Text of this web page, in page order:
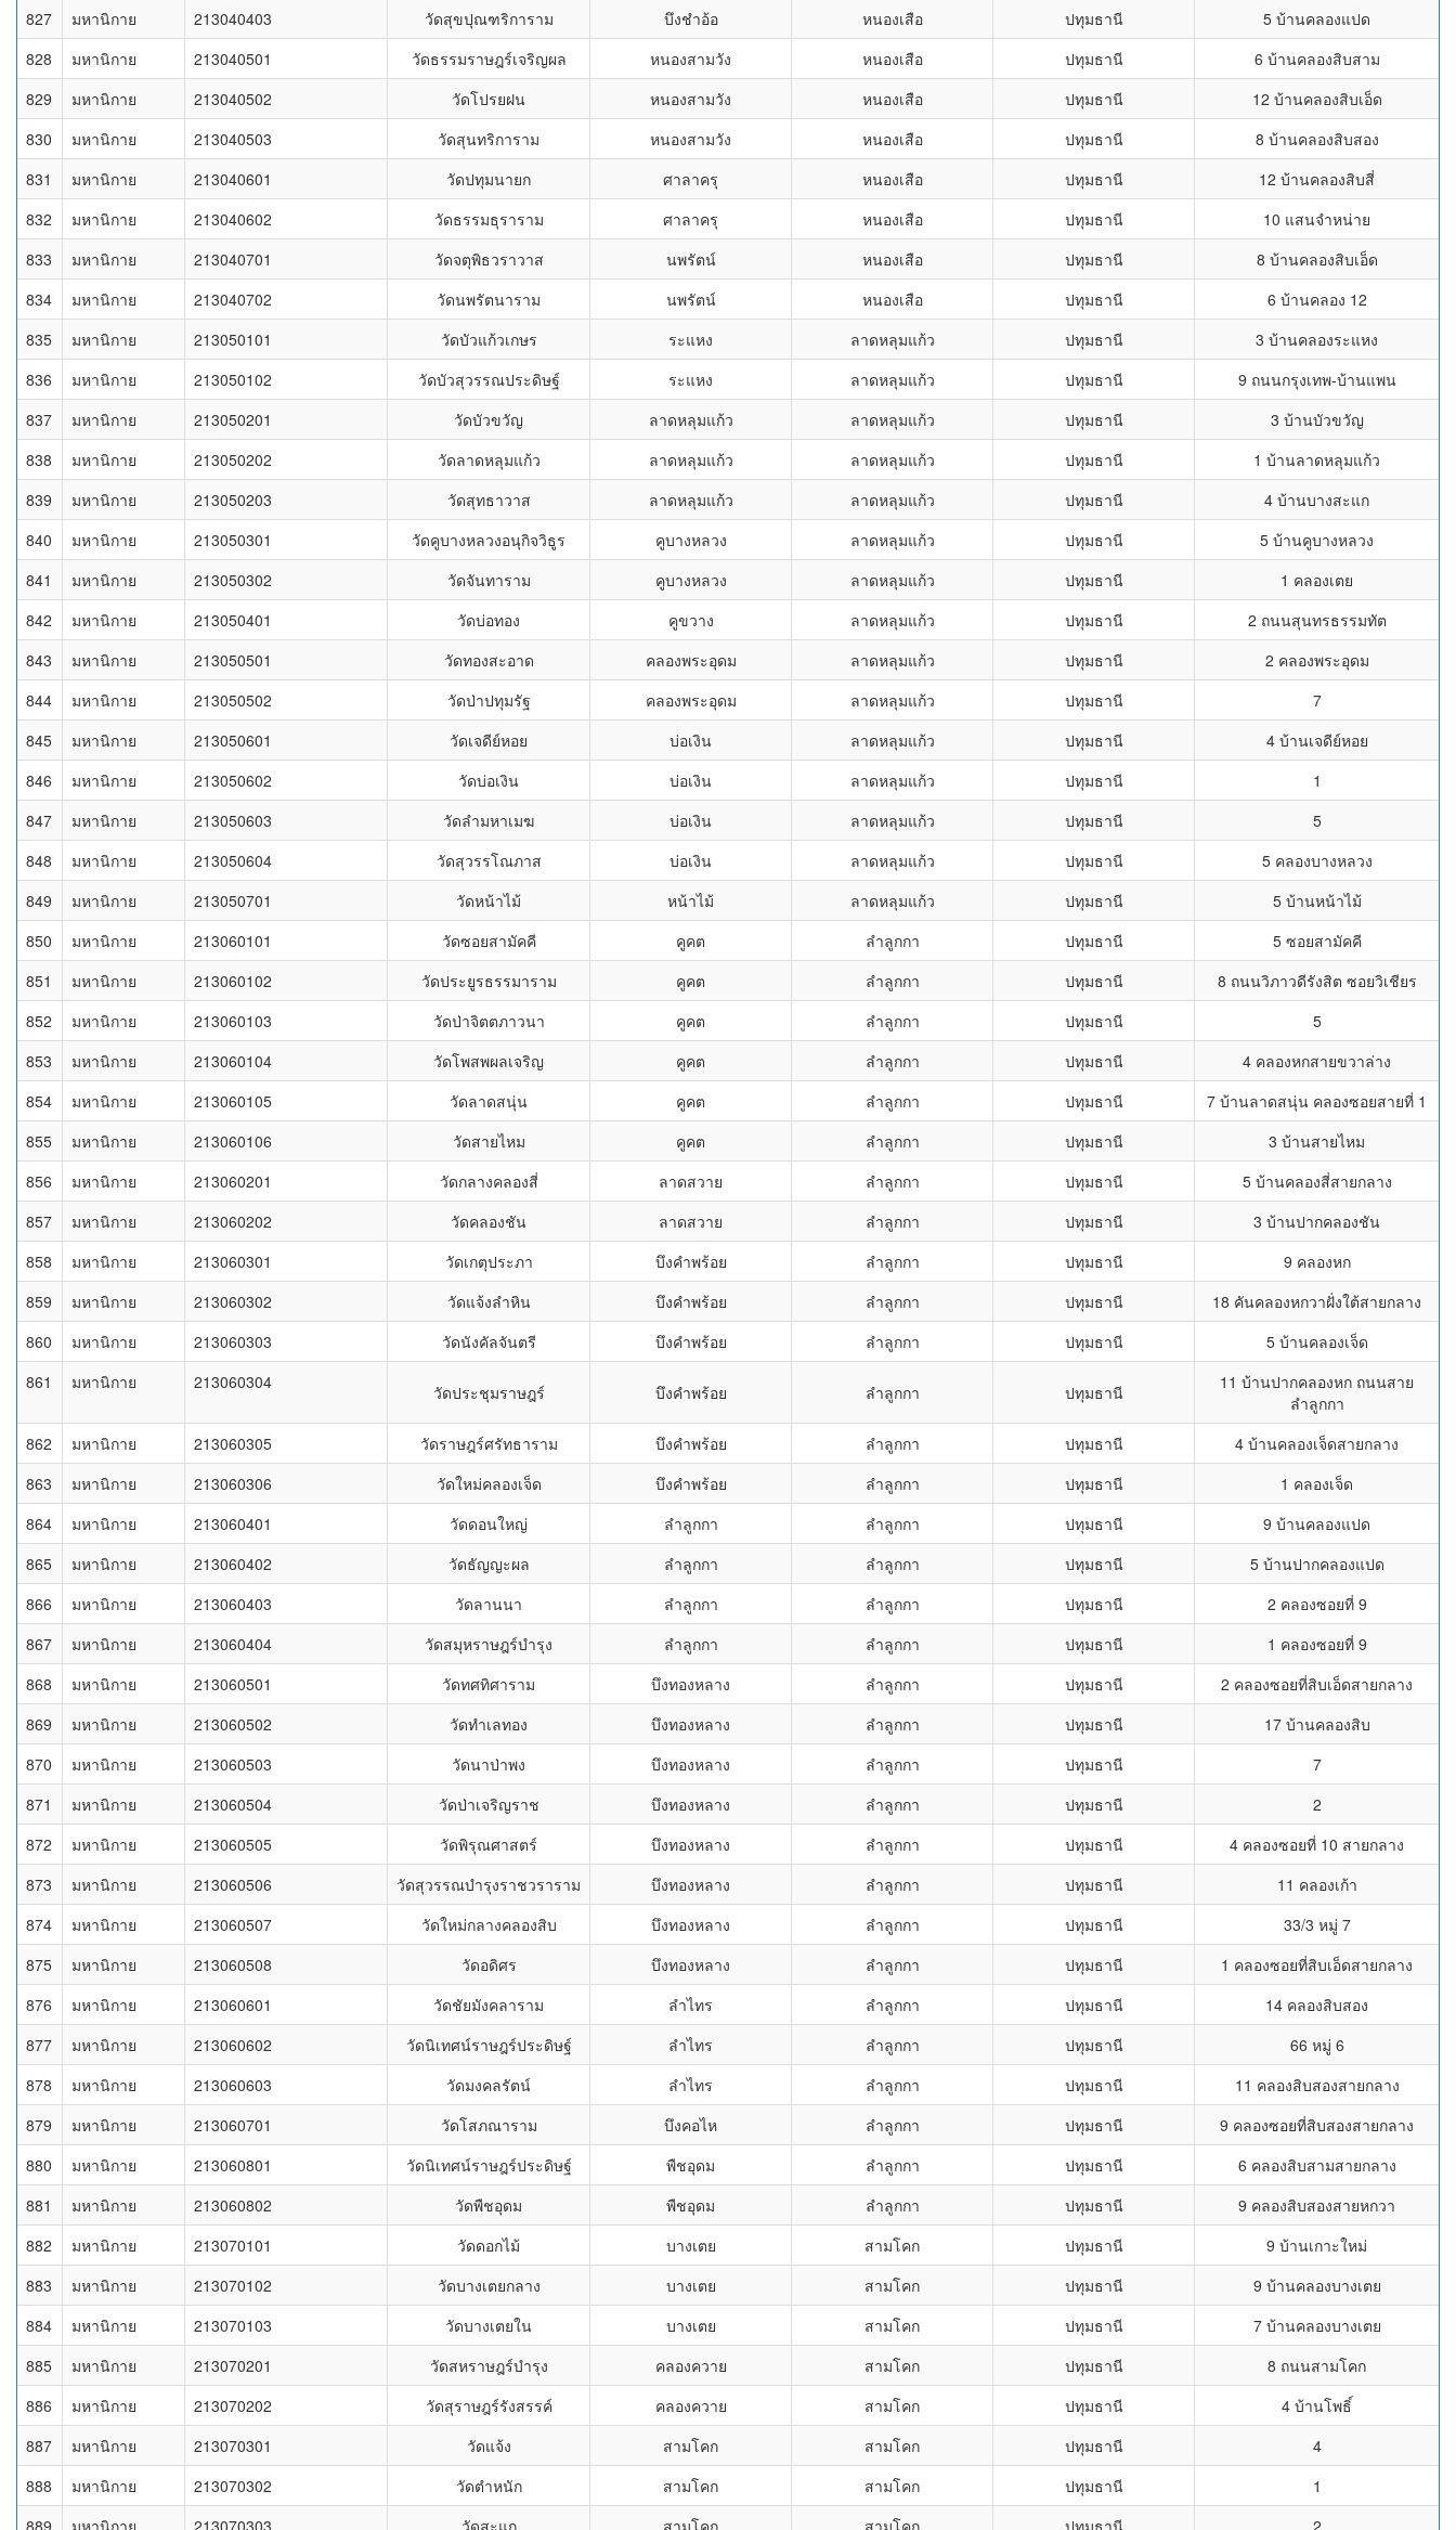
827
มหานิกาย 213040403 วัดสุขปุณฑริการาม บึงชำอ้อ หนองเสือ ปทุมธานี
5 บ้านคลองแปด
828
มหานิกาย 213040501 วัดธรรมราษฎร์เจริญผล หนองสามวัง หนองเสือ ปทุมธานี
6 บ้านคลองสิบสาม
829
มหานิกาย 213040502 วัดโปรยฝน หนองสามวัง หนองเสือ ปทุมธานี
12 บ้านคลองสิบเอ็ด
830
มหานิกาย 213040503 วัดสุนทริการาม หนองสามวัง หนองเสือ ปทุมธานี
8 บ้านคลองสิบสอง
831
มหานิกาย 213040601 วัดปทุมนายก ศาลาครุ หนองเสือ ปทุมธานี
12 บ้านคลองสิบสี่
832
มหานิกาย 213040602 วัดธรรมธุราราม ศาลาครุ หนองเสือ ปทุมธานี
10 แสนจำหน่าย
833
มหานิกาย 213040701 วัดจตุพิธวราวาส นพรัตน์ หนองเสือ ปทุมธานี
8 บ้านคลองสิบเอ็ด
834
มหานิกาย 213040702 วัดนพรัตนาราม นพรัตน์ หนองเสือ ปทุมธานี
6 บ้านคลอง 12
835
มหานิกาย 213050101 วัดบัวแก้วเกษร ระแหง ลาดหลุมแก้ว ปทุมธานี
3 บ้านคลองระแหง
836
มหานิกาย 213050102 วัดบัวสุวรรณประดิษฐ์ ระแหง ลาดหลุมแก้ว ปทุมธานี
9 ถนนกรุงเทพ-บ้านแพน
837
มหานิกาย 213050201 วัดบัวขวัญ ลาดหลุมแก้ว ลาดหลุมแก้ว ปทุมธานี
3 บ้านบัวขวัญ
838
มหานิกาย 213050202 วัดลาดหลุมแก้ว ลาดหลุมแก้ว ลาดหลุมแก้ว ปทุมธานี
1 บ้านลาดหลุมแก้ว
839
มหานิกาย 213050203 วัดสุทธาวาส ลาดหลุมแก้ว ลาดหลุมแก้ว ปทุมธานี
4 บ้านบางสะแก
840
มหานิกาย 213050301 วัดคูบางหลวงอนุกิจวิธูร คูบางหลวง ลาดหลุมแก้ว ปทุมธานี
5 บ้านคูบางหลวง
841
มหานิกาย 213050302 วัดจันทาราม คูบางหลวง ลาดหลุมแก้ว ปทุมธานี
1 คลองเตย
842
มหานิกาย 213050401 วัดบ่อทอง คูขวาง ลาดหลุมแก้ว ปทุมธานี
2 ถนนสุนทรธรรมทัต
843
มหานิกาย 213050501 วัดทองสะอาด คลองพระอุดม ลาดหลุมแก้ว ปทุมธานี
2 คลองพระอุดม
844
มหานิกาย 213050502 วัดป่าปทุมรัฐ คลองพระอุดม ลาดหลุมแก้ว ปทุมธานี
7
845
มหานิกาย 213050601 วัดเจดีย์หอย บ่อเงิน ลาดหลุมแก้ว ปทุมธานี
4 บ้านเจดีย์หอย
846
มหานิกาย 213050602 วัดบ่อเงิน บ่อเงิน ลาดหลุมแก้ว ปทุมธานี
1
847
มหานิกาย 213050603 วัดลำมหาเมฆ บ่อเงิน ลาดหลุมแก้ว ปทุมธานี
5
848
มหานิกาย 213050604 วัดสุวรรโณภาส บ่อเงิน ลาดหลุมแก้ว ปทุมธานี
5 คลองบางหลวง
849
มหานิกาย 213050701 วัดหน้าไม้ หน้าไม้ ลาดหลุมแก้ว ปทุมธานี
5 บ้านหน้าไม้
850
มหานิกาย 213060101 วัดซอยสามัคคี คูคต ลำลูกกา ปทุมธานี
5 ซอยสามัคคี
851
มหานิกาย 213060102 วัดประยูรธรรมาราม คูคต ลำลูกกา ปทุมธานี
8 ถนนวิภาวดีรังสิต ซอยวิเชียร
852
มหานิกาย 213060103 วัดป่าจิตตภาวนา คูคต ลำลูกกา ปทุมธานี
5
853
มหานิกาย 213060104 วัดโพสพผลเจริญ คูคต ลำลูกกา ปทุมธานี
4 คลองหกสายขวาล่าง
854
มหานิกาย 213060105 วัดลาดสนุ่น คูคต ลำลูกกา ปทุมธานี
7 บ้านลาดสนุ่น คลองซอยสายที่ 1
855
มหานิกาย 213060106 วัดสายไหม คูคต ลำลูกกา ปทุมธานี
3 บ้านสายไหม
856
มหานิกาย 213060201 วัดกลางคลองสี่ ลาดสวาย ลำลูกกา ปทุมธานี
5 บ้านคลองสี่สายกลาง
857
มหานิกาย 213060202 วัดคลองชัน ลาดสวาย ลำลูกกา ปทุมธานี
3 บ้านปากคลองชัน
858
มหานิกาย 213060301 วัดเกตุประภา บึงคำพร้อย ลำลูกกา ปทุมธานี
9 คลองหก
859
มหานิกาย 213060302 วัดแจ้งลำหิน บึงคำพร้อย ลำลูกกา ปทุมธานี
18 คันคลองหกวาฝั่งใต้สายกลาง
860
มหานิกาย 213060303 วัดนังคัลจันตรี บึงคำพร้อย ลำลูกกา ปทุมธานี
5 บ้านคลองเจ็ด
861
มหานิกาย 213060304 วัดประชุมราษฎร์ บึงคำพร้อย ลำลูกกา ปทุมธานี
11 บ้านปากคลองหก ถนนสาย
ลำลูกกา
862
มหานิกาย 213060305 วัดราษฎร์ศรัทธาราม บึงคำพร้อย ลำลูกกา ปทุมธานี
4 บ้านคลองเจ็ดสายกลาง
863
มหานิกาย 213060306 วัดใหม่คลองเจ็ด บึงคำพร้อย ลำลูกกา ปทุมธานี
1 คลองเจ็ด
864
มหานิกาย 213060401 วัดดอนใหญ่ ลำลูกกา ลำลูกกา ปทุมธานี
9 บ้านคลองแปด
865
มหานิกาย 213060402 วัดธัญญะผล ลำลูกกา ลำลูกกา ปทุมธานี
5 บ้านปากคลองแปด
866
มหานิกาย 213060403 วัดลานนา ลำลูกกา ลำลูกกา ปทุมธานี
2 คลองซอยที่ 9
867
มหานิกาย 213060404 วัดสมุหราษฎร์บำรุง ลำลูกกา ลำลูกกา ปทุมธานี
1 คลองซอยที่ 9
868
มหานิกาย 213060501 วัดทศทิศาราม บึงทองหลาง ลำลูกกา ปทุมธานี
2 คลองซอยที่สิบเอ็ดสายกลาง
869
มหานิกาย 213060502 วัดทำเลทอง บึงทองหลาง ลำลูกกา ปทุมธานี
17 บ้านคลองสิบ
870
มหานิกาย 213060503 วัดนาป่าพง บึงทองหลาง ลำลูกกา ปทุมธานี
7
871
มหานิกาย 213060504 วัดป่าเจริญราช บึงทองหลาง ลำลูกกา ปทุมธานี
2
872
มหานิกาย 213060505 วัดพิรุณศาสตร์ บึงทองหลาง ลำลูกกา ปทุมธานี
4 คลองซอยที่ 10 สายกลาง
873
มหานิกาย 213060506 วัดสุวรรณบำรุงราชวราราม บึงทองหลาง ลำลูกกา ปทุมธานี
11 คลองเก้า
874
มหานิกาย 213060507 วัดใหม่กลางคลองสิบ บึงทองหลาง ลำลูกกา ปทุมธานี
33/3 หมู่ 7
875
มหานิกาย 213060508 วัดอดิศร บึงทองหลาง ลำลูกกา ปทุมธานี
1 คลองซอยที่สิบเอ็ดสายกลาง
876
มหานิกาย 213060601 วัดชัยมังคลาราม ลำไทร ลำลูกกา ปทุมธานี
14 คลองสิบสอง
877
มหานิกาย 213060602 วัดนิเทศน์ราษฎร์ประดิษฐ์ ลำไทร ลำลูกกา ปทุมธานี
66 หมู่ 6
878
มหานิกาย 213060603 วัดมงคลรัตน์ ลำไทร ลำลูกกา ปทุมธานี
11 คลองสิบสองสายกลาง
879
มหานิกาย 213060701 วัดโสภณาราม บึงคอไห ลำลูกกา ปทุมธานี
9 คลองซอยที่สิบสองสายกลาง
880
มหานิกาย 213060801 วัดนิเทศน์ราษฎร์ประดิษฐ์ พืชอุดม ลำลูกกา ปทุมธานี
6 คลองสิบสามสายกลาง
881
มหานิกาย 213060802 วัดพืชอุดม พืชอุดม ลำลูกกา ปทุมธานี
9 คลองสิบสองสายหกวา
882
มหานิกาย 213070101 วัดดอกไม้ บางเตย สามโคก ปทุมธานี
9 บ้านเกาะใหม่
883
มหานิกาย 213070102 วัดบางเตยกลาง บางเตย สามโคก ปทุมธานี
9 บ้านคลองบางเตย
884
มหานิกาย 213070103 วัดบางเตยใน บางเตย สามโคก ปทุมธานี
7 บ้านคลองบางเตย
885
มหานิกาย 213070201 วัดสหราษฎร์บำรุง คลองควาย สามโคก ปทุมธานี
8 ถนนสามโคก
886
มหานิกาย 213070202 วัดสุราษฎร์รังสรรค์ คลองควาย สามโคก ปทุมธานี
4 บ้านโพธิ์
887
มหานิกาย 213070301 วัดแจ้ง สามโคก สามโคก ปทุมธานี
4
888
มหานิกาย 213070302 วัดตำหนัก สามโคก สามโคก ปทุมธานี
1
889
มหานิกาย 213070303 วัดสะแก สามโคก สามโคก ปทุมธานี 2